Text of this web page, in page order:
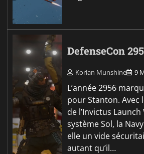
DefenseCon
Korian Munshine 9
L’année 2956
pour Stanton.
de l’Invictus
système Sol, la
elle un vide
autant qu’il…